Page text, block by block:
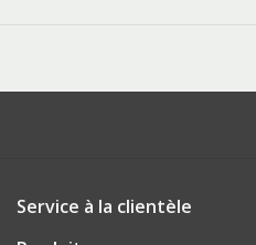
utilisé (Burst Resistant Quality).
Service à la clientèle